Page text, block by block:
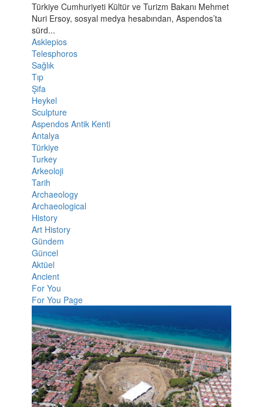
Türkiye Cumhuriyeti Kültür ve Turizm Bakanı Mehmet
Nuri Ersoy, sosyal medya hesabından, Aspendos’ta
sürd...
Asklepios
Telesphoros
Sağlık
Tıp
Şifa
Heykel
Sculpture
Aspendos Antik Kenti
Antalya
Türkiye
Turkey
Arkeoloji
Tarih
Archaeology
Archaeological
History
Art History
Gündem
Güncel
Aktüel
Ancient
For You
For You Page